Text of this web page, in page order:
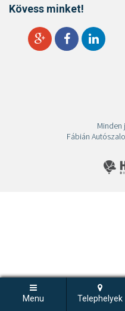
Menu Telephelyek
Kövess minket!
Minden
Fábián